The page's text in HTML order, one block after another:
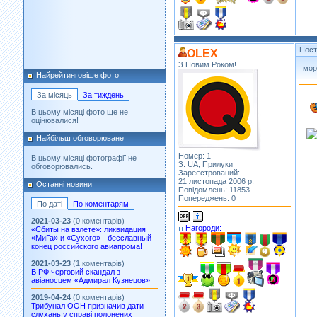
Найрейтинговіше фото
За місяць
За тиждень
В цьому місяці фото ще не
оцінювалися!
Найбільш обговорюване
В цьому місяці фотографії не
обговорювались.
Останні новини
По даті
По коментарям
2021-03-23 (0 коментарів)
«Сбиты на взлете»: ликвидация
«МиГа» и «Сухого» - бесславный
конец российского авиапрома!
2021-03-23 (1 коментарів)
В РФ черговий скандал з
авіаносцем «Адмирал Кузнецов»
2019-04-24 (0 коментарів)
Трибунал ООН призначив дати
слухань у справі полонених
OLEX
З Новим Роком!
Номер: 1
З: UA, Прилуки
Зареєстрований:
21 листопада 2006 р.
Повідомлень: 11853
Попереджень: 0
Нагороди: